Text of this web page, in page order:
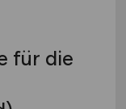
für die